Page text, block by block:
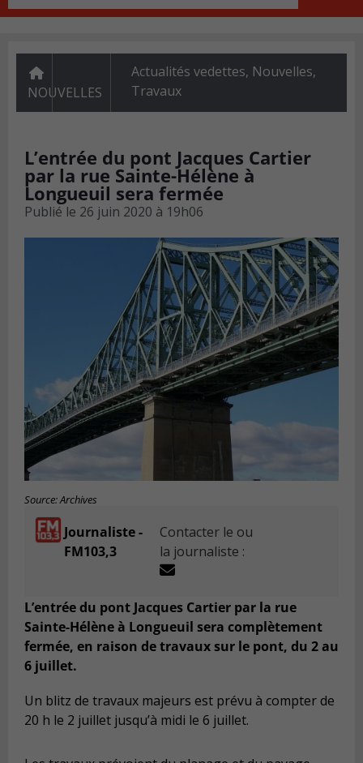
NOUVELLES
Actualités vedettes, Nouvelles,
Travaux
L’entrée du pont Jacques Cartier
par la rue Sainte-Hélène à
Longueuil sera fermée
Publié le 26 juin 2020 à 19h06
Source: Archives
Journaliste -
FM103,3
Contacter le ou
la journaliste :
L’entrée du pont Jacques Cartier par la rue
Sainte-Hélène à Longueuil sera complètement
fermée, en raison de travaux sur le pont, du 2 au
6 juillet.
Un blitz de travaux majeurs est prévu à compter de
20 h le 2 juillet jusqu’à midi le 6 juillet.